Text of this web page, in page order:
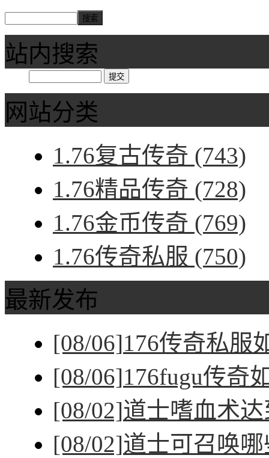
站内搜索
网站分类
1.76复古传奇 (743)
1.76精品传奇 (728)
1.76金币传奇 (769)
1.76传奇私服 (750)
最新发布
[08/06]176传奇私服
[08/06]176fugu传奇
[08/02]道士嗜血术
[08/02]道士可召唤